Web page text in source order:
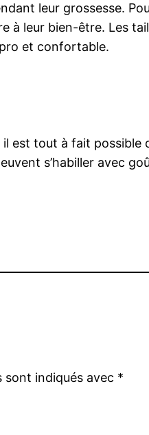
leur grossesse.
leur bien-être. Les
et confortable.
est tout à fait
s’habiller avec
sont indiqués avec *